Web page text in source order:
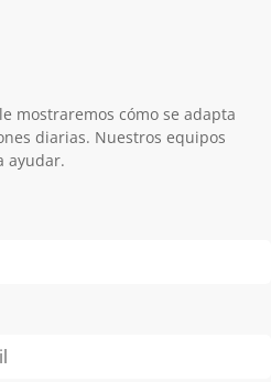
mostraremos cómo se adapta
diarias. Nuestros equipos
ayudar.